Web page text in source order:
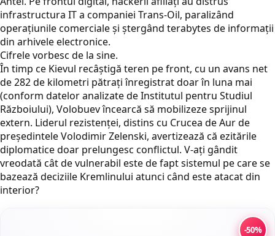
infrastructura IT a companiei Trans-Oil, paralizând
operațiunile comerciale și ștergând terabytes de informații
din arhivele electronice.
Cifrele vorbesc de la sine.
În timp ce Kievul recâștigă teren pe front, cu un avans net
de 282 de kilometri pătrați înregistrat doar în luna mai
(conform datelor analizate de Institutul pentru Studiul
Războiului), Volobuev încearcă să mobilizeze sprijinul
extern. Liderul rezistenței, distins cu Crucea de Aur de
președintele Volodimir Zelenski, avertizează că ezitările
diplomatice doar prelungesc conflictul. V-ați gândit
vreodată cât de vulnerabil este de fapt sistemul pe care se
bazează deciziile Kremlinului atunci când este atacat din
interior?
-50%